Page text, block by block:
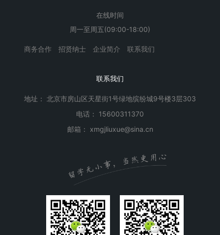
在线时间
周一至周五(09:00-18:00)
商务合作 招贤纳士 企业简介 联系我们
联系我们
地址： 北京市房山区天星街1号绿地缤纷城9号楼3层303
电话： 15600311370
邮箱： xmgjliuxue@sina.cn